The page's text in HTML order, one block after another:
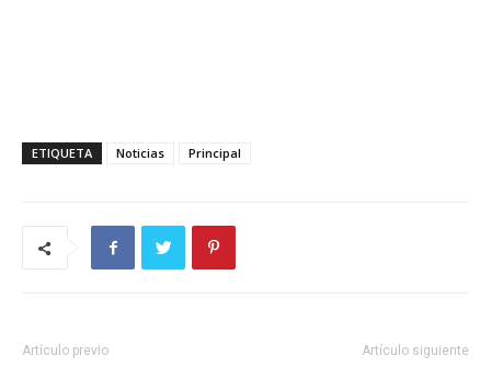
ETIQUETA Noticias Principal
Artículo previo Artículo siguiente